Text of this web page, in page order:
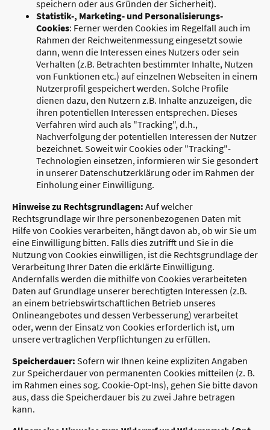
speichern oder aus Gründen der Sicherheit).
Statistik-, Marketing- und Personalisierungs-
Cookies: Ferner werden Cookies im Regelfall auch im
Rahmen der Reichweitenmessung eingesetzt sowie
dann, wenn die Interessen eines Nutzers oder sein
Verhalten (z.B. Betrachten bestimmter Inhalte, Nutzen
von Funktionen etc.) auf einzelnen Webseiten in einem
Nutzerprofil gespeichert werden. Solche Profile
dienen dazu, den Nutzern z.B. Inhalte anzuzeigen, die
ihren potentiellen Interessen entsprechen. Dieses
Verfahren wird auch als "Tracking", d.h.,
Nachverfolgung der potentiellen Interessen der Nutzer
bezeichnet. Soweit wir Cookies oder "Tracking"-
Technologien einsetzen, informieren wir Sie gesondert
in unserer Datenschutzerklärung oder im Rahmen der
Einholung einer Einwilligung.
Hinweise zu Rechtsgrundlagen: Auf welcher
Rechtsgrundlage wir Ihre personenbezogenen Daten mit
Hilfe von Cookies verarbeiten, hängt davon ab, ob wir Sie um
eine Einwilligung bitten. Falls dies zutrifft und Sie in die
Nutzung von Cookies einwilligen, ist die Rechtsgrundlage der
Verarbeitung Ihrer Daten die erklärte Einwilligung.
Andernfalls werden die mithilfe von Cookies verarbeiteten
Daten auf Grundlage unserer berechtigten Interessen (z.B.
an einem betriebswirtschaftlichen Betrieb unseres
Onlineangebotes und dessen Verbesserung) verarbeitet
oder, wenn der Einsatz von Cookies erforderlich ist, um
unsere vertraglichen Verpflichtungen zu erfüllen.
Speicherdauer: Sofern wir Ihnen keine expliziten Angaben
zur Speicherdauer von permanenten Cookies mitteilen (z. B.
im Rahmen eines sog. Cookie-Opt-Ins), gehen Sie bitte davon
aus, dass die Speicherdauer bis zu zwei Jahre betragen
kann.